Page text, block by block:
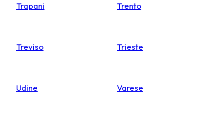
Trapani Trento
Treviso Trieste
Udine Varese